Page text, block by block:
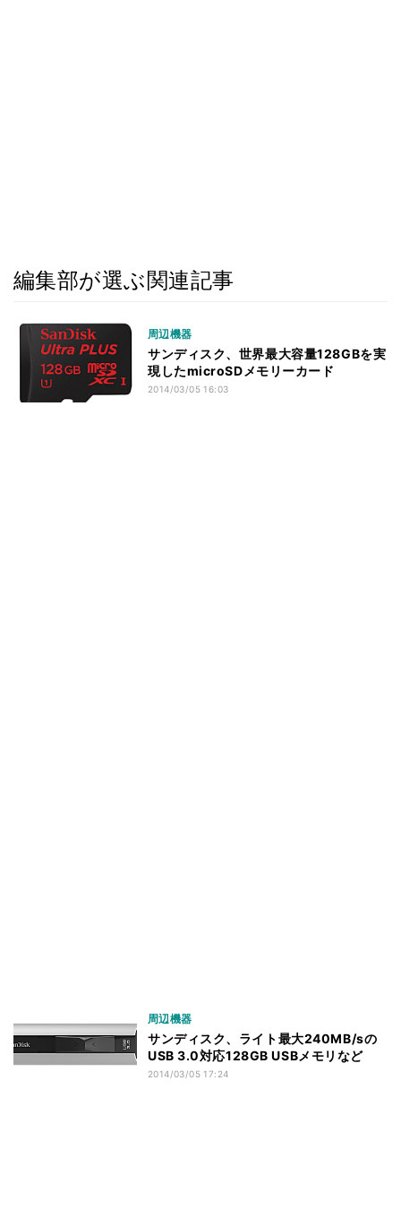
編集部が選ぶ関連記事
周辺機器
サンディスク、世界最大容量128GBを実
現したmicroSDメモリーカード
2014/03/05 16:03
周辺機器
サンディスク、ライト最大240MB/sの
USB 3.0対応128GB USBメモリなど
2014/03/05 17:24